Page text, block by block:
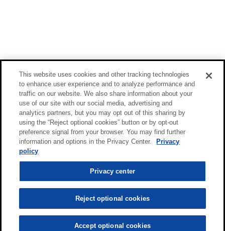
This website uses cookies and other tracking technologies
to enhance user experience and to analyze performance and
traffic on our website. We also share information about your
use of our site with our social media, advertising and
analytics partners, but you may opt out of this sharing by
using the “Reject optional cookies” button or by opt-out
preference signal from your browser. You may find further
information and options in the Privacy Center.
Privacy
policy
Privacy center
Reject optional cookies
Accept optional cookies